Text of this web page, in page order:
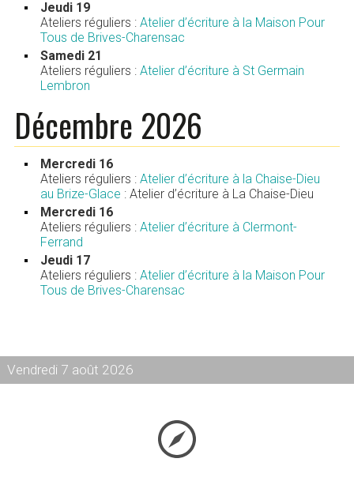
Jeudi 19
Ateliers réguliers : Atelier d’écriture à la Maison Pour
Tous de Brives-Charensac
Samedi 21
Ateliers réguliers : Atelier d’écriture à St Germain
Lembron
Décembre 2026
Mercredi 16
Ateliers réguliers : Atelier d’écriture à la Chaise-Dieu
au Brize-Glace : Atelier d’écriture à La Chaise-Dieu
Mercredi 16
Ateliers réguliers : Atelier d’écriture à Clermont-
Ferrand
Jeudi 17
Ateliers réguliers : Atelier d’écriture à la Maison Pour
Tous de Brives-Charensac
Vendredi 7 août 2026